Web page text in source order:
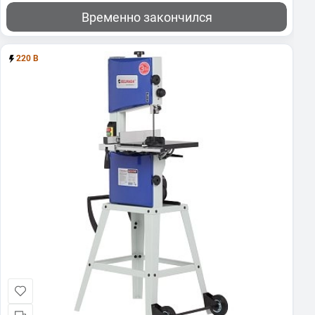
Временно закончился
220 В